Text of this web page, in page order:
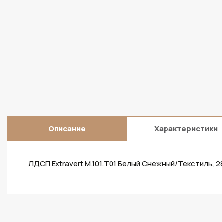
Описание Характеристики
ЛДСП Extravert M.101.T01 Белый Снежный/Текстиль,